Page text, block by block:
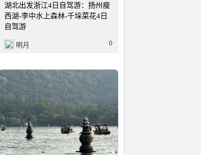
湖北出发浙江4日自驾游：扬州瘦
西湖-李中水上森林-千垛菜花4日
自驾游
明月 0
5天
山东